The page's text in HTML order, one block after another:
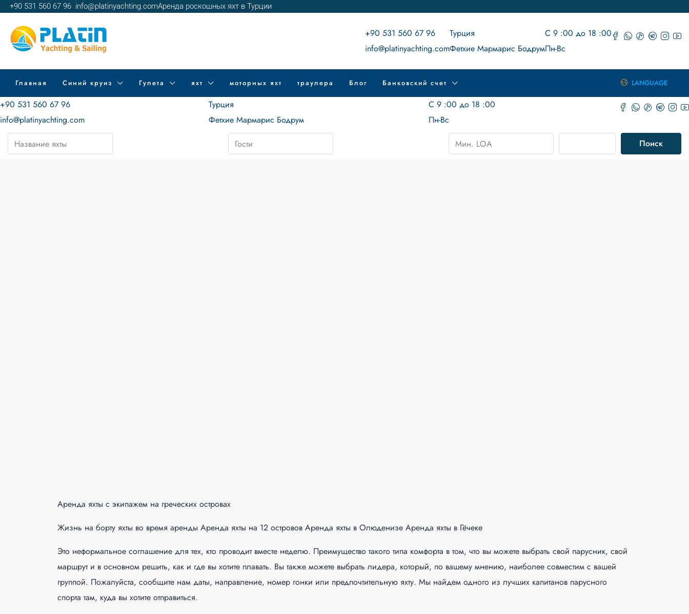
+90 531 560 67 96 info@platinyachting.comАренда роскошных яхт в Турции
+90 531 560 67 96
info@platinyachting.com
Турция
Фетхие Мармарис Бодрум
С 9 :00 до 18 :00
Пн-Вс
Главная Синий круиз Гулета яхт моторных яхт траулера Блог Банковский счет LANGUAGE
+90 531 560 67 96
info@platinyachting.com
Турция
Фетхие Мармарис Бодрум
С 9 :00 до 18 :00
Пн-Вс
Поиск
Аренда яхты с экипажем на греческих островах
Жизнь на борту яхты во время аренды Аренда яхты на 12 островов Аренда яхты в Олюденизе Аренда яхты в Гёчеке
Это неформальное соглашение для тех, кто проводит вместе неделю. Преимущество такого типа комфорта в том, что вы можете выбрать свой парусник, свой
маршрут и в основном решить, как и где вы хотите плавать. Вы также можете выбрать лидера, который, по вашему мнению, наиболее совместим с вашей
группой. Пожалуйста, сообщите нам даты, направление, номер гонки или предпочтительную яхту. Мы найдем одного из лучших капитанов парусного
спорта там, куда вы хотите отправиться.